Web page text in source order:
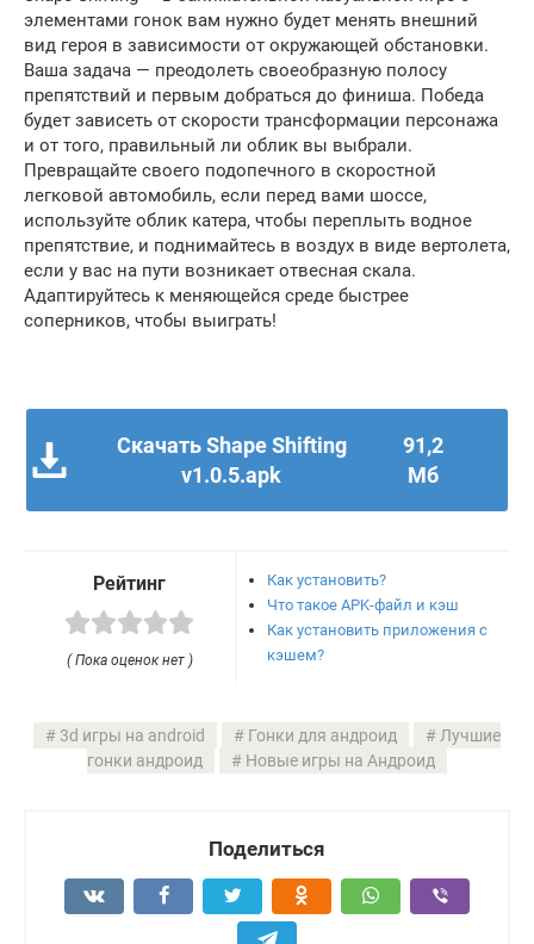
элементами гонок вам нужно будет менять внешний
вид героя в зависимости от окружающей обстановки.
Ваша задача — преодолеть своеобразную полосу
препятствий и первым добраться до финиша. Победа
будет зависеть от скорости трансформации персонажа
и от того, правильный ли облик вы выбрали.
Превращайте своего подопечного в скоростной
легковой автомобиль, если перед вами шоссе,
используйте облик катера, чтобы переплыть водное
препятствие, и поднимайтесь в воздух в виде вертолета,
если у вас на пути возникает отвесная скала.
Адаптируйтесь к меняющейся среде быстрее
соперников, чтобы выиграть!
Скачать Shape Shifting
v1.0.5.apk
91,2
Мб
Рейтинг
( Пока оценок нет )
Как установить?
Что такое APK-файл и кэш
Как установить приложения с
кэшем?
3d игры на android Гонки для андроид
Лучшие
гонки андроид
Новые игры на Андроид
Поделиться